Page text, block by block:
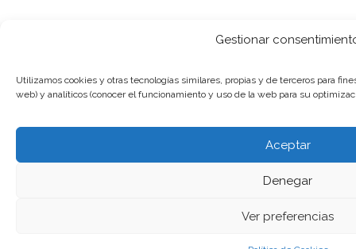
Gestionar
Utilizamos cookies y otras tecnologías similares, propias y de terceros para
web) y analíticos (conocer el funcionamiento y uso de la web para su
Aceptar
Denegar
Ver preferencias